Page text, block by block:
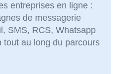
entreprises en ligne :
de messagerie
SMS, RCS, Whatsapp
tout au long du parcours